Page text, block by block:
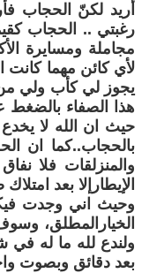
أريد لكنّ الحجاب
رغبتي .. الحجاب
مجاملة ومسايرة
لأي كائن مهما كانت
يجوز لي كأب ولي من
هذا الصفاء بالضغط
حيث ان الله لا
بالحجاب..كما ان
والمنزلقات فلا
الإيطارإلا بعد
وحيث اني وجدت
الخيارالمطلق،
ولندع لله ما له في
بعد دقائق وبصوت